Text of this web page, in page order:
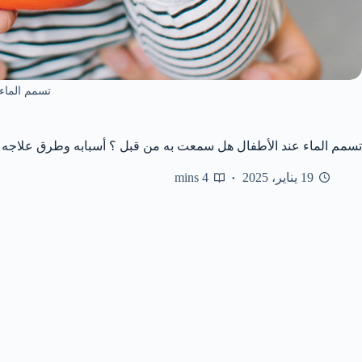
تسمم
تسمم الماء عند الأطفال هل سمعت به من قبل ؟ أسبابه وطرق علاجه
19 يناير، 2025 4 mins